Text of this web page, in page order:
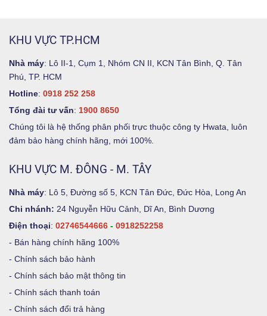
KHU VỰC TP.HCM
Nhà máy: Lô II-1, Cụm 1, Nhóm CN II, KCN Tân Bình, Q. Tân
Phú, TP. HCM
Hotline: 0918 252 258
Tổng đài tư vấn: 1900 8650
Chúng tôi là hệ thống phân phối trực thuộc công ty Hwata, luôn
đảm bảo hàng chính hãng, mới 100%.
KHU VỰC M. ĐÔNG - M. TÂY
Nhà máy: Lô 5, Đường số 5, KCN Tân Đức, Đức Hòa, Long An
Chi nhánh: 24 Nguyễn Hữu Cảnh, Dĩ An, Bình Dương
Điện thoại: 02746544666 - 0918252258
- Bán hàng chính hãng 100%
- Chính sách bảo hành
- Chính sách bảo mật thông tin
- Chính sách thanh toán
- Chính sách đổi trả hàng